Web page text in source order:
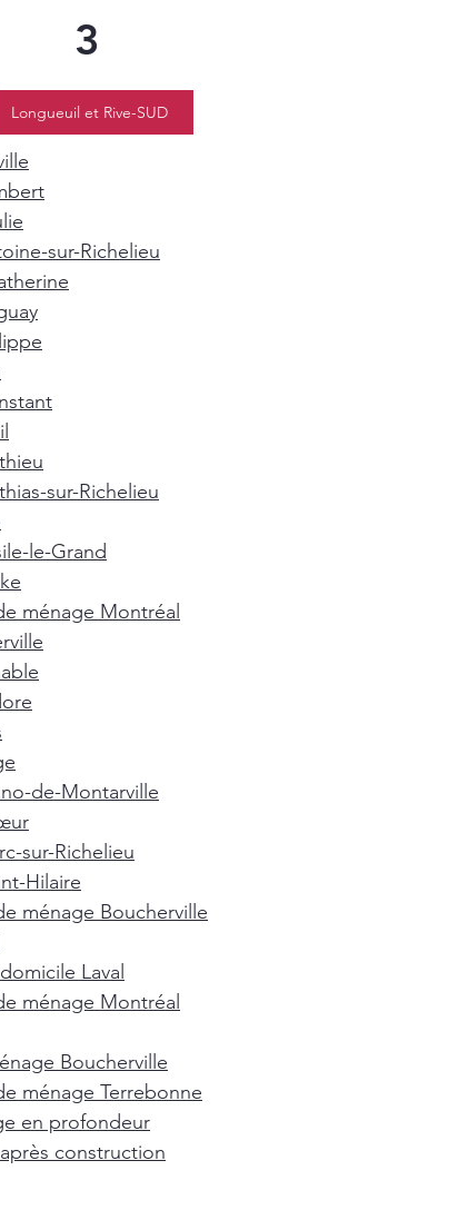
3
Longueuil et Rive-SUD
sur-Richelieu
sur-Richelieu
le-Grand
ménage Montréal
de-Montarville
sur-Richelieu
Hilaire
ménage Boucherville
Laval
ménage Montréal
Boucherville
ménage Terrebonne
en profondeur
construction